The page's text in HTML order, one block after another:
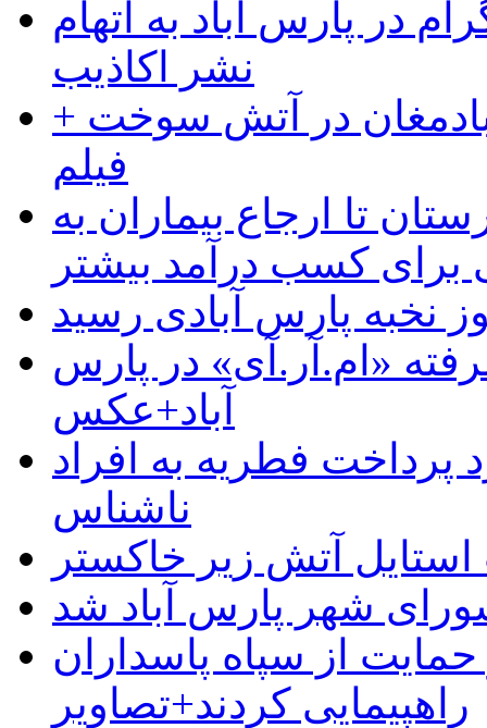
در پارس آباد به اتهام
نشر اکاذیب
در آتش سوخت +
فیلم
تا ارجاع بیماران به
کسب درآمد بیشتر
نخبه پارس آبادی رسید
«ام.آر.آی» در پارس
آباد+عکس
پرداخت فطریه به افراد
ناشناس
آتش زیر خاکستر
شهر پارس آباد شد
از سپاه پاسداران
راهپیمایی کردند+تصاویر